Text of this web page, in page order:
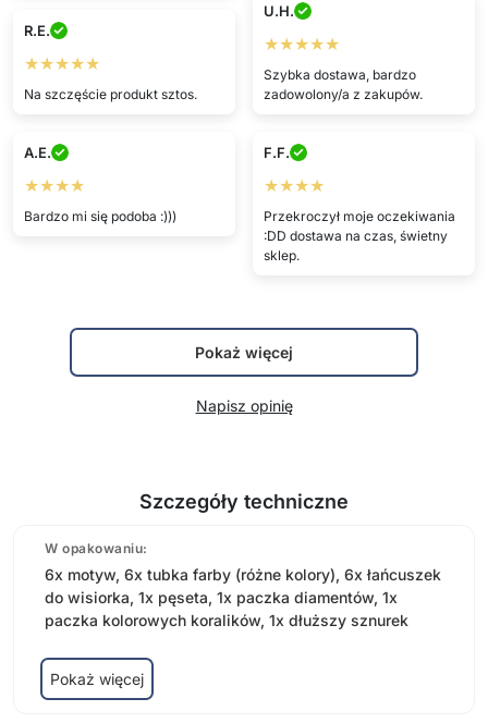
U.H.
★★★★★
Szybka dostawa, bardzo
zadowolony/a z zakupów.
R.E.
★★★★★
Na szczęście produkt sztos.
A.E.
★★★★
Bardzo mi się podoba :)))
F.F.
★★★★
Przekroczył moje oczekiwania
:DD dostawa na czas, świetny
sklep.
Pokaż więcej
Napisz opinię
Szczegóły techniczne
W opakowaniu:
6x motyw, 6x tubka farby (różne kolory), 6x łańcuszek
do wisiorka, 1x pęseta, 1x paczka diamentów, 1x
paczka kolorowych koralików, 1x dłuższy sznurek
Pokaż więcej